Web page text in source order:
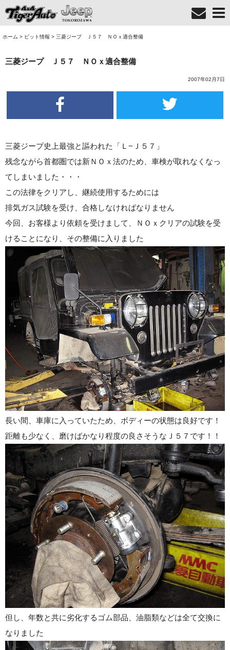
ホーム > ピット情報 > 三菱ジープ Ｊ５７ ＮＯｘ適合整備
三菱ジープ Ｊ５７ ＮＯｘ適合整備
2007年02月7日
三菱ジープ史上最強と謳われた「Ｌ−Ｊ５７」
残念ながら首都圏では新ＮＯｘ法のため、車検が取れなくなっ
てしまいました・・・
この法律をクリアし、継続使用するためには
排気ガス試験を受け、合格しなければなりません
今回、お客様より依頼を受けまして、ＮＯｘクリアの試験を受
けることになり、その整備に入りました
長い間、車庫に入っていたため、ボディーの状態は良好です！
距離も少なく、磨けばかなり程度の良さそうなＪ５７です！！
但し、年数と共に劣化するゴム部品、油脂類などは全て交換に
なりました